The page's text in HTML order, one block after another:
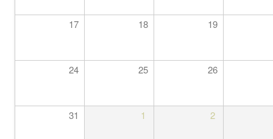
17 18 19
24 25 26
31 1 2